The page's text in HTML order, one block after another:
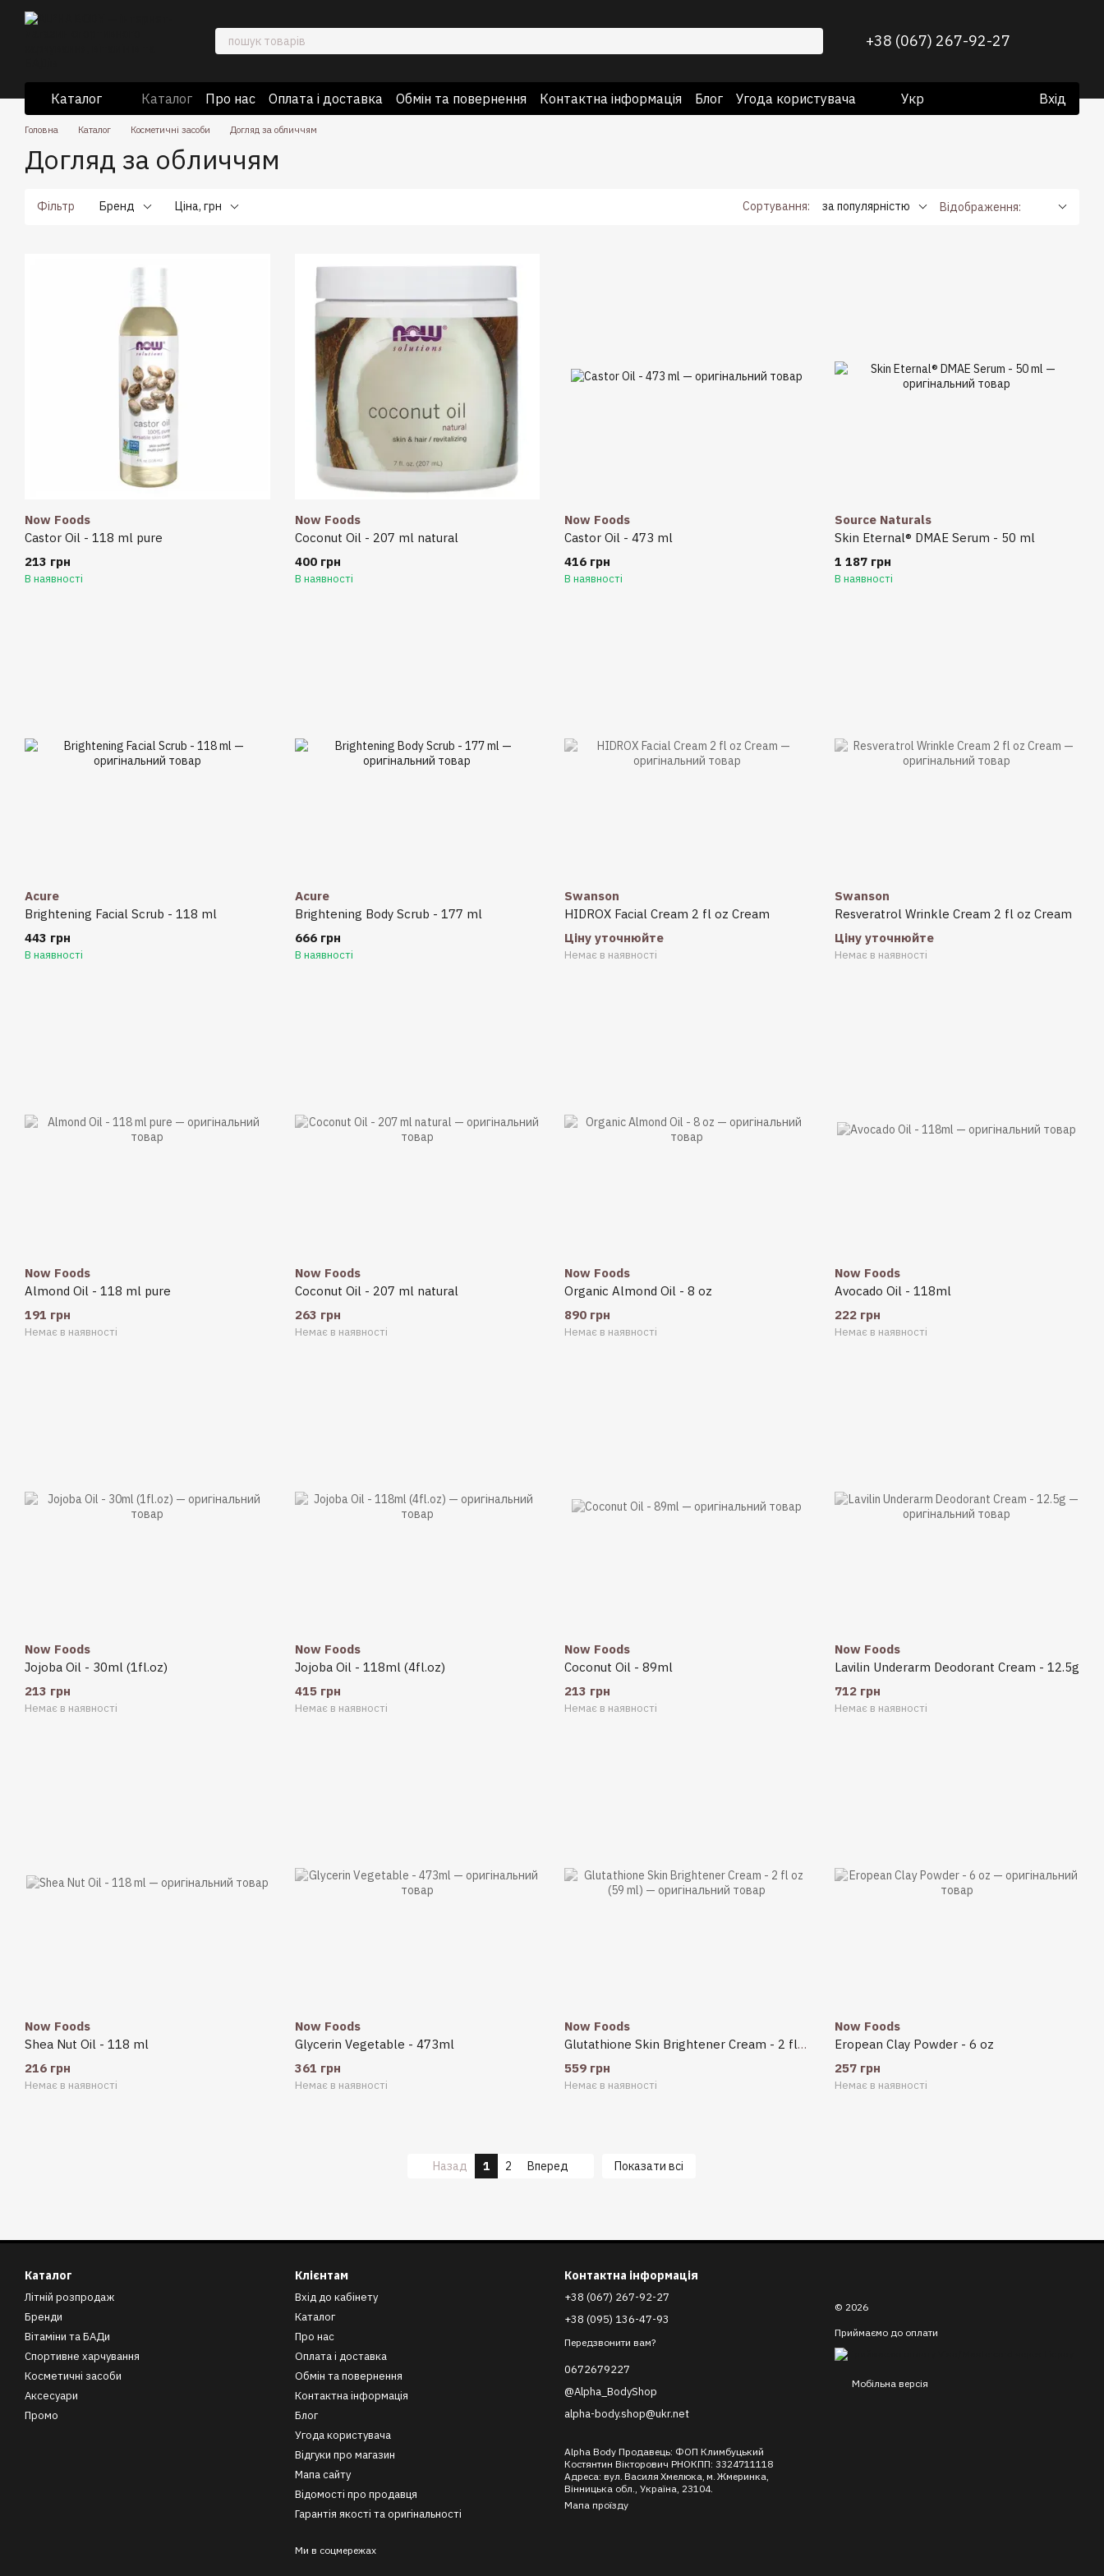
Перейти до основного контенту
+38 (067) 267-92-27
Каталог Каталог Про нас Оплата і доставка Обмін та повернення Контактна інформація Блог
Угода користувача
Відгуки про магазин
Відомості про продавця Гарантія якості та оригінальності
Укр Вхід
Головна Каталог Косметичні засоби Догляд за обличчям
Догляд за обличчям
Фільтр Бренд Ціна, грн Сортування: за популярністю Відображення:
Now Foods
Castor Oil - 118 ml pure
213 грн
В наявності
Now Foods
Coconut Oil - 207 ml natural
400 грн
В наявності
Now Foods
Castor Oil - 473 ml
416 грн
В наявності
Source Naturals
Skin Eternal® DMAE Serum - 50 ml
1 187 грн
В наявності
Acure
Brightening Facial Scrub - 118 ml
443 грн
В наявності
Acure
Brightening Body Scrub - 177 ml
666 грн
В наявності
Swanson
HIDROX Facial Cream 2 fl oz Cream
Ціну уточнюйте
Немає в наявності
Swanson
Resveratrol Wrinkle Cream 2 fl oz Cream
Ціну уточнюйте
Немає в наявності
Now Foods
Almond Oil - 118 ml pure
191 грн
Немає в наявності
Now Foods
Coconut Oil - 207 ml natural
263 грн
Немає в наявності
Now Foods
Organic Almond Oil - 8 oz
890 грн
Немає в наявності
Now Foods
Avocado Oil - 118ml
222 грн
Немає в наявності
Now Foods
Jojoba Oil - 30ml (1fl.oz)
213 грн
Немає в наявності
Now Foods
Jojoba Oil - 118ml (4fl.oz)
415 грн
Немає в наявності
Now Foods
Coconut Oil - 89ml
213 грн
Немає в наявності
Now Foods
Lavilin Underarm Deodorant Cream - 12.5g
712 грн
Немає в наявності
Now Foods
Shea Nut Oil - 118 ml
216 грн
Немає в наявності
Now Foods
Glycerin Vegetable - 473ml
361 грн
Немає в наявності
Now Foods
Glutathione Skin Brightener Cream - 2 fl oz (59 ml)
559 грн
Немає в наявності
Now Foods
Eropean Clay Powder - 6 oz
257 грн
Немає в наявності
Назад 1 2 Вперед Показати всі
Каталог
Літній розпродаж
Бренди
Вітаміни та БАДи
Спортивне харчування
Косметичні засоби
Аксесуари
Промо
Клієнтам
Вхід до кабінету
Каталог
Про нас
Оплата і доставка
Обмін та повернення
Контактна інформація
Блог
Угода користувача
Відгуки про магазин
Мапа сайту
Відомості про продавця
Гарантія якості та оригінальності
Ми в соцмережах
Контактна інформація
+38 (067) 267-92-27
+38 (095) 136-47-93
Передзвонити вам?
0672679227
@Alpha_BodyShop
alpha-body.shop@ukr.net
Alpha Body Продавець: ФОП Климбуцький
Костянтин Вікторович РНОКПП: 3324711118
Адреса: вул. Василя Хмелюка, м. Жмеринка,
Вінницька обл., Україна, 23104.
Мапа проїзду
© 2026
Приймаємо до оплати
Мобільна версія